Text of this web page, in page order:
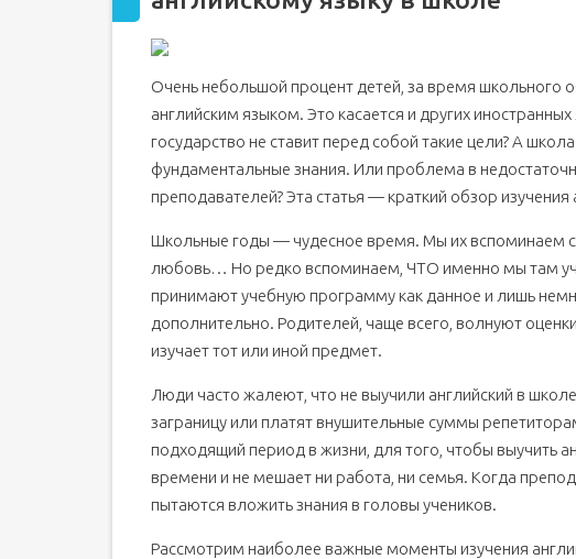
Преимущества индивидуального обучения
Минусы индивидуального обучения
Изучение английского языка в группе
Преимущества групповых занятий
Минусы обучения английского в группе
Очень небольшой процент детей, за время школьного
английским языком. Это касается и других
государство не ставит перед собой такие цели? А
фундаментальные знания. Или проблема в
преподавателей? Эта статья — краткий обзор
Школьные годы — чудесное время. Мы их вспоминаем с
любовь… Но редко вспоминаем, ЧТО именно мы там
принимают учебную программу как данное и лишь
дополнительно. Родителей, чаще всего, волнуют
изучает тот или иной предмет.
Люди часто жалеют, что не выучили английский в
заграницу или платят внушительные суммы
подходящий период в жизни, для того, чтобы выучить
времени и не мешает ни работа, ни семья. Когда
пытаются вложить знания в головы учеников.
Рассмотрим наиболее важные моменты изучения